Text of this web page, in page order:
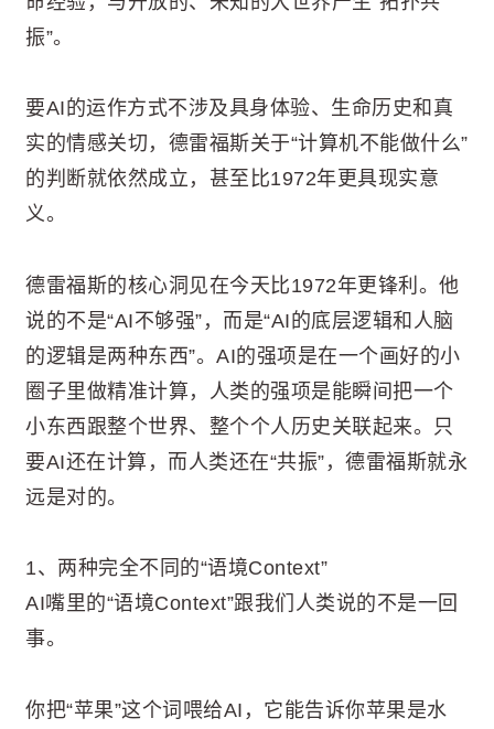
振”。
要AI的运作方式不涉及具身体验、生命历史和真
实的情感关切，德雷福斯关于“计算机不能做什么”
的判断就依然成立，甚至比1972年更具现实意
义。
德雷福斯的核心洞见在今天比1972年更锋利。他
说的不是“AI不够强”，而是“AI的底层逻辑和人脑
的逻辑是两种东西”。AI的强项是在一个画好的小
圈子里做精准计算，人类的强项是能瞬间把一个
小东西跟整个世界、整个个人历史关联起来。只
要AI还在计算，而人类还在“共振”，德雷福斯就永
远是对的。
1、两种完全不同的“语境Context”
AI嘴里的“语境Context”跟我们人类说的不是一回
事。
你把“苹果”这个词喂给AI，它能告诉你苹果是水